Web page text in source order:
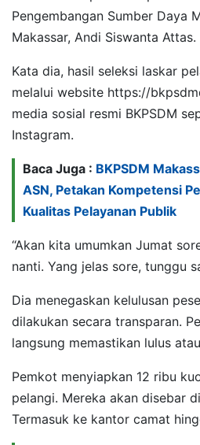
Pengembangan Sumber Daya
Makassar, Andi Siswanta Attas.
Kata dia, hasil seleksi laskar
melalui website https://
media sosial resmi BKPSDM
Instagram.
Baca Juga : BKPSDM
ASN, Petakan Kompetensi
Kualitas Pelayanan Publik
“Akan kita umumkan Jumat
nanti. Yang jelas sore, tunggu
Dia menegaskan kelulusan
dilakukan secara transparan.
langsung memastikan lulus
Pemkot menyiapkan 12 ribu
pelangi. Mereka akan disebar
Termasuk ke kantor camat